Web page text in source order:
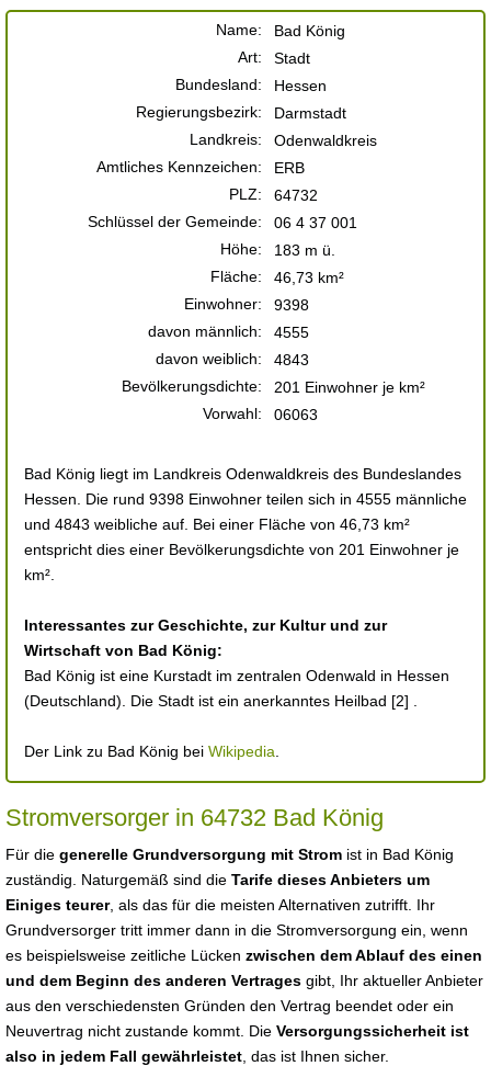
Name:
Bad König
Art:
Stadt
Bundesland:
Hessen
Regierungsbezirk:
Darmstadt
Landkreis:
Odenwaldkreis
Amtliches Kennzeichen:
ERB
PLZ:
64732
Schlüssel der Gemeinde:
06 4 37 001
Höhe:
183 m ü.
Fläche:
46,73 km²
Einwohner:
9398
davon männlich:
4555
davon weiblich:
4843
Bevölkerungsdichte:
201 Einwohner je km²
Vorwahl:
06063
Bad König liegt im Landkreis Odenwaldkreis des Bundeslandes
Hessen. Die rund 9398 Einwohner teilen sich in 4555 männliche
und 4843 weibliche auf. Bei einer Fläche von 46,73 km²
entspricht dies einer Bevölkerungsdichte von 201 Einwohner je
km².
Interessantes zur Geschichte, zur Kultur und zur
Wirtschaft von Bad König:
Bad König ist eine Kurstadt im zentralen Odenwald in Hessen
(Deutschland). Die Stadt ist ein anerkanntes Heilbad [2] .
Der Link zu Bad König bei Wikipedia
Stromversorger in 64732 Bad König
Für die generelle Grundversorgung mit Strom ist in Bad König
zuständig. Naturgemäß sind die Tarife dieses Anbieters um
Einiges teurer, als das für die meisten Alternativen zutrifft. Ihr
Grundversorger tritt immer dann in die Stromversorgung ein, wenn
es beispielsweise zeitliche Lücken zwischen dem Ablauf des einen
und dem Beginn des anderen Vertrages gibt, Ihr aktueller Anbieter
aus den verschiedensten Gründen den Vertrag beendet oder ein
Neuvertrag nicht zustande kommt. Die Versorgungssicherheit ist
also in jedem Fall gewährleistet , das ist Ihnen sicher.